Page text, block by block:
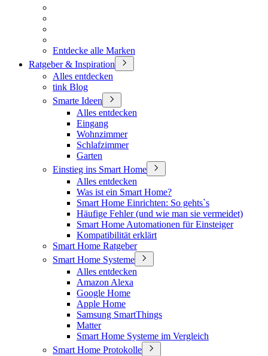
Entdecke alle Marken
Ratgeber & Inspiration
Alles entdecken
tink Blog
Smarte Ideen
Alles entdecken
Eingang
Wohnzimmer
Schlafzimmer
Garten
Einstieg ins Smart Home
Alles entdecken
Was ist ein Smart Home?
Smart Home Einrichten: So gehts`s
Häufige Fehler (und wie man sie vermeidet)
Smart Home Automationen für Einsteiger
Kompatibilität erklärt
Smart Home Ratgeber
Smart Home Systeme
Alles entdecken
Amazon Alexa
Google Home
Apple Home
Samsung SmartThings
Matter
Smart Home Systeme im Vergleich
Smart Home Protokolle